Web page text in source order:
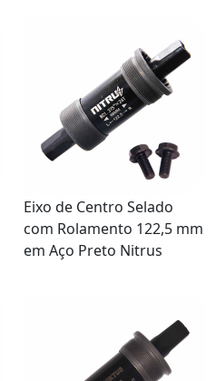
Eixo de Centro Selado
com Rolamento 122,5 mm
em Aço Preto Nitrus